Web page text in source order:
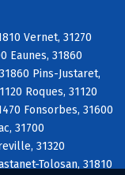
Vernet, 31270
Eaunes, 31860
Pins-Justaret,
Roques, 31120
Fonsorbes, 31600
31700
31320
Tolosan, 31810